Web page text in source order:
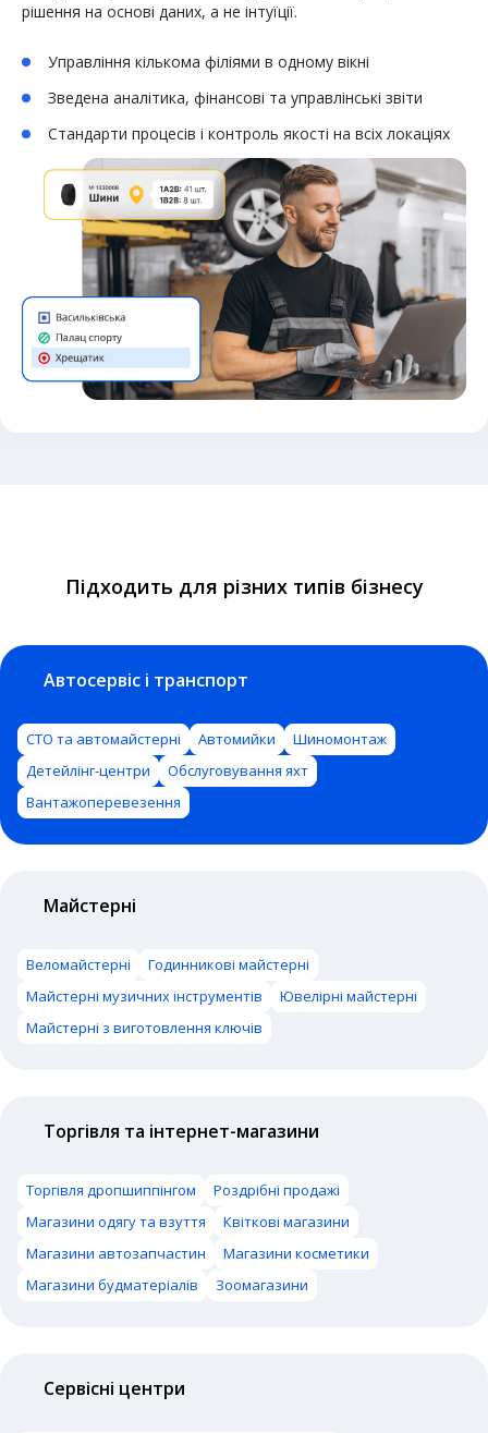
рішення на основі даних, а не інтуїції.
Управління кількома філіями в одному вікні
Зведена аналітика, фінансові та управлінські звіти
Стандарти процесів і контроль якості на всіх локаціях
Підходить для різних типів бізнесу
Автосервіс і транспорт
СТО та автомайстерні Автомийки
Шиномонтаж
Детейлінг-центри
Обслуговування яхт
Вантажоперевезення
Майстерні
Веломайстерні
Годинникові майстерні
Майстерні музичних інструментів
Ювелірні майстерні
Майстерні з виготовлення ключів
Торгівля та інтернет-магазини
Торгівля дропшиппінгом
Роздрібні продажі
Магазини одягу та взуття
Квіткові магазини
Магазини автозапчастин
Магазини косметики
Магазини будматеріалів
Зоомагазини
Сервісні центри